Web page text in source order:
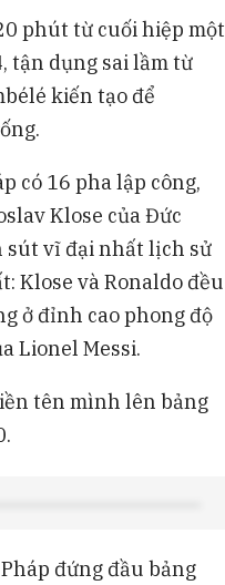
phút từ cuối hiệp một
tận dụng sai lầm từ
kiến tạo để
có 16 pha lập công,
Klose của Đức
sút vĩ đại nhất lịch sử
Klose và Ronaldo đều
ở đỉnh cao phong độ
Lionel Messi.
tên mình lên bảng
đứng đầu bảng